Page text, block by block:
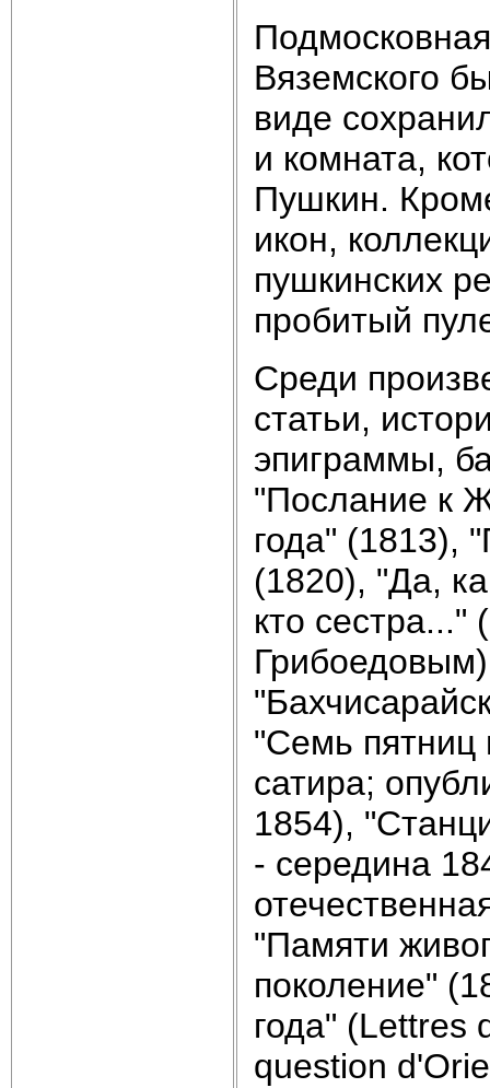
Вяземского
виде
и комната,
Пушкин.
икон,
пушкинских
пробитый
Среди
статьи,
эпиграммы,
"Послание к
года" (1813),
(1820), "Да,
кто сестра..."
"Семь пятниц
сатира;
1854),
- середина
"Памяти
поколение"
года" (Lettres
question